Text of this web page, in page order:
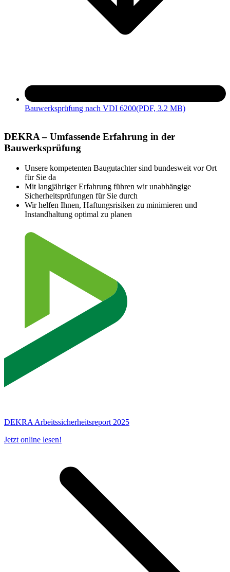
Bauwerksprüfung nach VDI 6200(PDF, 3.2 MB)
DEKRA – Umfassende Erfahrung in der
Bauwerksprüfung
Unsere kompetenten Baugutachter sind bundesweit vor Ort
für Sie da
Mit langjähriger Erfahrung führen wir unabhängige
Sicherheitsprüfungen für Sie durch
Wir helfen Ihnen, Haftungsrisiken zu minimieren und
Instandhaltung optimal zu planen
DEKRA Arbeitssicherheitsreport 2025
Jetzt online lesen!